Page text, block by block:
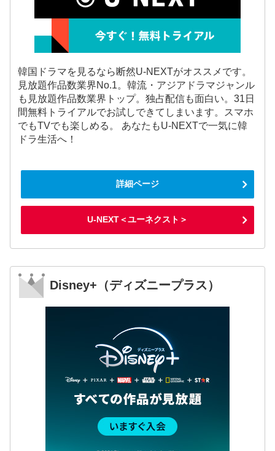
韓国ドラマを見るなら断然U-NEXTがオススメです。
見放題作品数業界No.1。韓流・アジアドラマジャンル
も見放題作品数業界トップ。独占配信も面白い。31日
間無料トライアルでお試しできてしまいます。スマホ
でもTVでも楽しめる。 あなたもU-NEXTで一気に韓
ドラ生活へ！
詳細ページ
U-NEXT＜ユーネクスト＞
Disney+（ディズニープラス）